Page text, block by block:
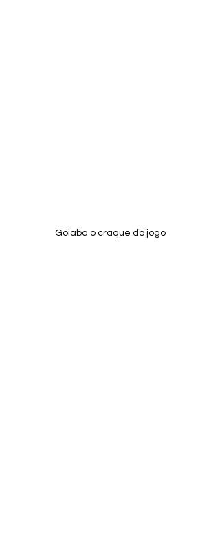
Goiaba o craque do jogo